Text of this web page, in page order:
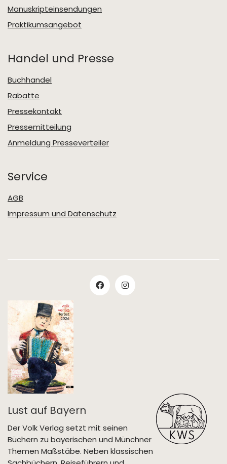
Manuskripteinsendungen
Praktikumsangebot
Handel und Presse
Buchhandel
Rabatte
Pressekontakt
Pressemitteilung
Anmeldung Presseverteiler
Service
AGB
Impressum und Datenschutz
Lust auf Bayern
Der Volk Verlag setzt mit seinen
Büchern zu bayerischen und Münchner
Themen Maßstäbe. Neben klassischen